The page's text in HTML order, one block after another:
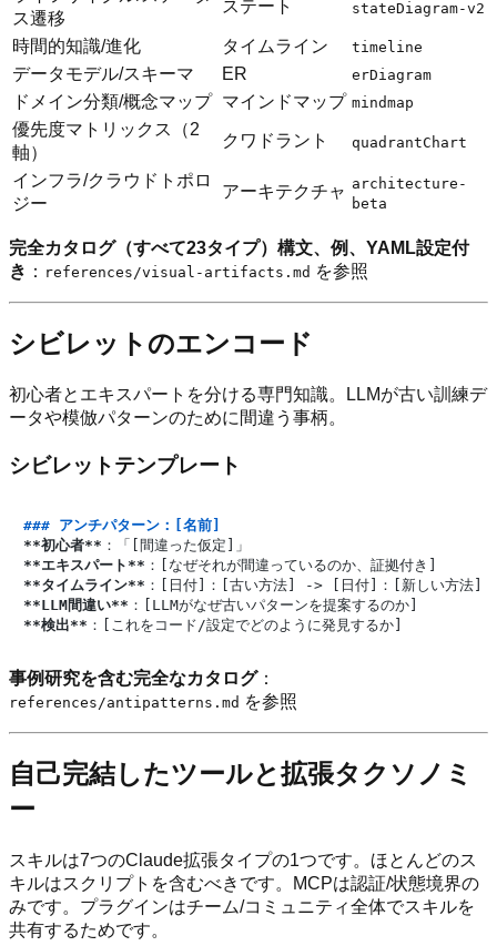
ス遷移
ステート stateDiagram-v2
時間的知識/進化 タイムライン timeline
データモデル/スキーマ ER erDiagram
ドメイン分類/概念マップ マインドマップ mindmap
優先度マトリックス（2
軸）
クワドラント quadrantChart
インフラ/クラウドトポロ
ジー
アーキテクチャ architecture-
beta
完全カタログ（すべて23タイプ）構文、例、YAML設定付
き ： references/visual-artifacts.md を参照
シビレットのエンコード
初心者とエキスパートを分ける専門知識。LLMが古い訓練デ
ータや模倣パターンのために間違う事柄。
シビレットテンプレート
### アンチパターン：[名前]
**初心者**
**エキスパート**
**タイムライン**
**LLM間違い**
**検出**
事例研究を含む完全なカタログ：
references/antipatterns.md を参照
自己完結したツールと拡張タクソノミ
ー
スキルは7つのClaude拡張タイプの1つです。ほとんどのス
キルはスクリプトを含むべきです。MCPは認証/状態境界の
みです。プラグインはチーム/コミュニティ全体でスキルを
共有するためです。